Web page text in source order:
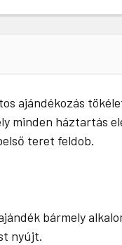
ajándékozás
minden háztartás
teret feldob.
bármely
nyújt.